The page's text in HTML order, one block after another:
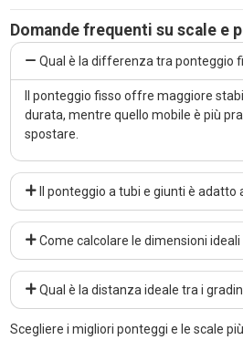
Domande frequenti su scale e
Qual è la differenza tra ponteggio
Il ponteggio fisso offre maggiore
durata, mentre quello mobile è più
spostare.
Il ponteggio a tubi e giunti è
Come calcolare le dimensioni
Qual è la distanza ideale tra i
Scegliere i migliori ponteggi e le scale